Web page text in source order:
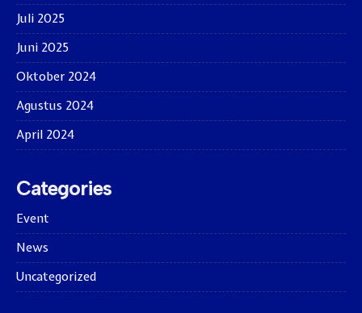
Juli 2025
Juni 2025
Oktober 2024
Agustus 2024
April 2024
Categories
Event
News
Uncategorized